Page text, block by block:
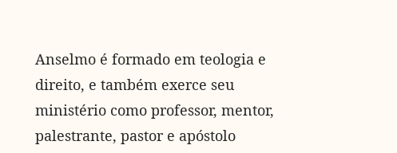
Anselmo é formado em teologia e
direito, e também exerce seu
ministério como professor, mentor,
palestrante, pastor e apóstolo